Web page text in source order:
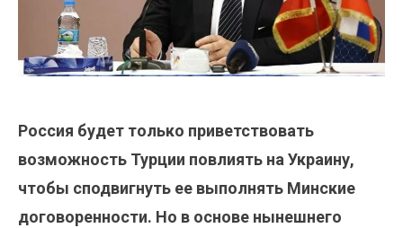
Россия будет только приветствовать
возможность Турции повлиять на Украину,
чтобы сподвигнуть ее выполнять Минские
договоренности. Но в основе нынешнего